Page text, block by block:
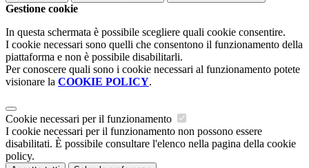
Gestione cookie
In questa schermata è possibile scegliere quali cookie consentire.
I cookie necessari sono quelli che consentono il funzionamento della
piattaforma e non è possibile disabilitarli.
Per conoscere quali sono i cookie necessari al funzionamento potete
visionare la COOKIE POLICY.
Cookie necessari per il funzionamento
I cookie necessari per il funzionamento non possono essere
disabilitati. È possibile consultare l'elenco nella pagina della cookie
policy.